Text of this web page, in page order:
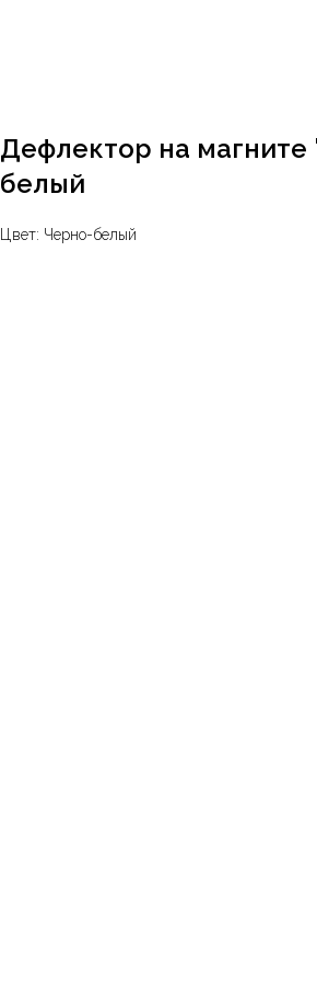
Дефлектор на
белый
Цвет: Черно-белый